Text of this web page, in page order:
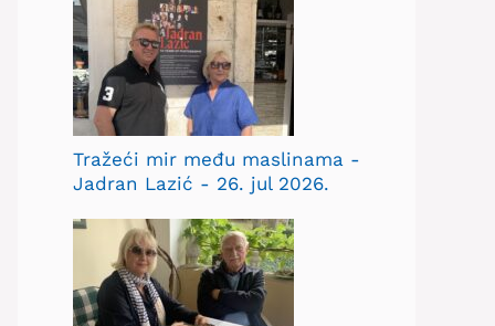
Tražeći mir među maslinama -
Jadran Lazić - 26. jul 2026.